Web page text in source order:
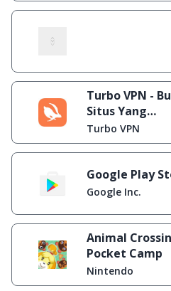
Turbo VPN -
Situs Yang
Diblokir
Turbo VPN
Google Play
Google Inc.
Animal
Pocket Camp
Nintendo